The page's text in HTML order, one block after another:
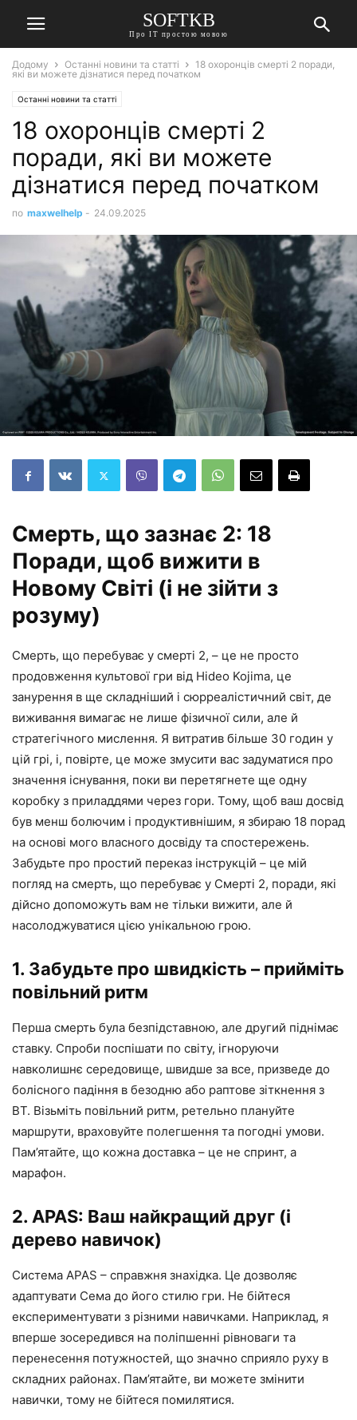
SOFTKB
Про ІТ простою мовою
Додому Останні новини та статті
18 охоронців смерті 2 поради,
які ви можете дізнатися перед початком
Останні новини та статті
18 охоронців смерті 2
поради, які ви можете
дізнатися перед початком
по maxwelhelp - 24.09.2025
Смерть, що зазнає 2: 18
Поради, щоб вижити в
Новому Світі (і не зійти з
розуму)
Смерть, що перебуває у смерті 2, – це не просто
продовження культової гри від Hideo Kojima, це
занурення в ще складніший і сюрреалістичний світ, де
виживання вимагає не лише фізичної сили, але й
стратегічного мислення. Я витратив більше 30 годин у
цій грі, і, повірте, це може змусити вас задуматися про
значення існування, поки ви перетягнете ще одну
коробку з приладдями через гори. Тому, щоб ваш досвід
був менш болючим і продуктивнішим, я збираю 18 порад
на основі мого власного досвіду та спостережень.
Забудьте про простий переказ інструкцій – це мій
погляд на смерть, що перебуває у Смерті 2, поради, які
дійсно допоможуть вам не тільки вижити, але й
насолоджуватися цією унікальною грою.
1. Забудьте про швидкість – прийміть
повільний ритм
Перша смерть була безпідставною, але другий піднімає
ставку. Спроби поспішати по світу, ігноруючи
навколишнє середовище, швидше за все, призведе до
болісного падіння в безодню або раптове зіткнення з
BT. Візьміть повільний ритм, ретельно плануйте
маршрути, враховуйте полегшення та погодні умови.
Пам’ятайте, що кожна доставка – це не спринт, а
марафон.
2. APAS: Ваш найкращий друг (і
дерево навичок)
Система APAS – справжня знахідка. Це дозволяє
адаптувати Сема до його стилю гри. Не бійтеся
експериментувати з різними навичками. Наприклад, я
вперше зосередився на поліпшенні рівноваги та
перенесення потужностей, що значно сприяло руху в
складних районах. Пам’ятайте, ви можете змінити
навички, тому не бійтеся помилятися.